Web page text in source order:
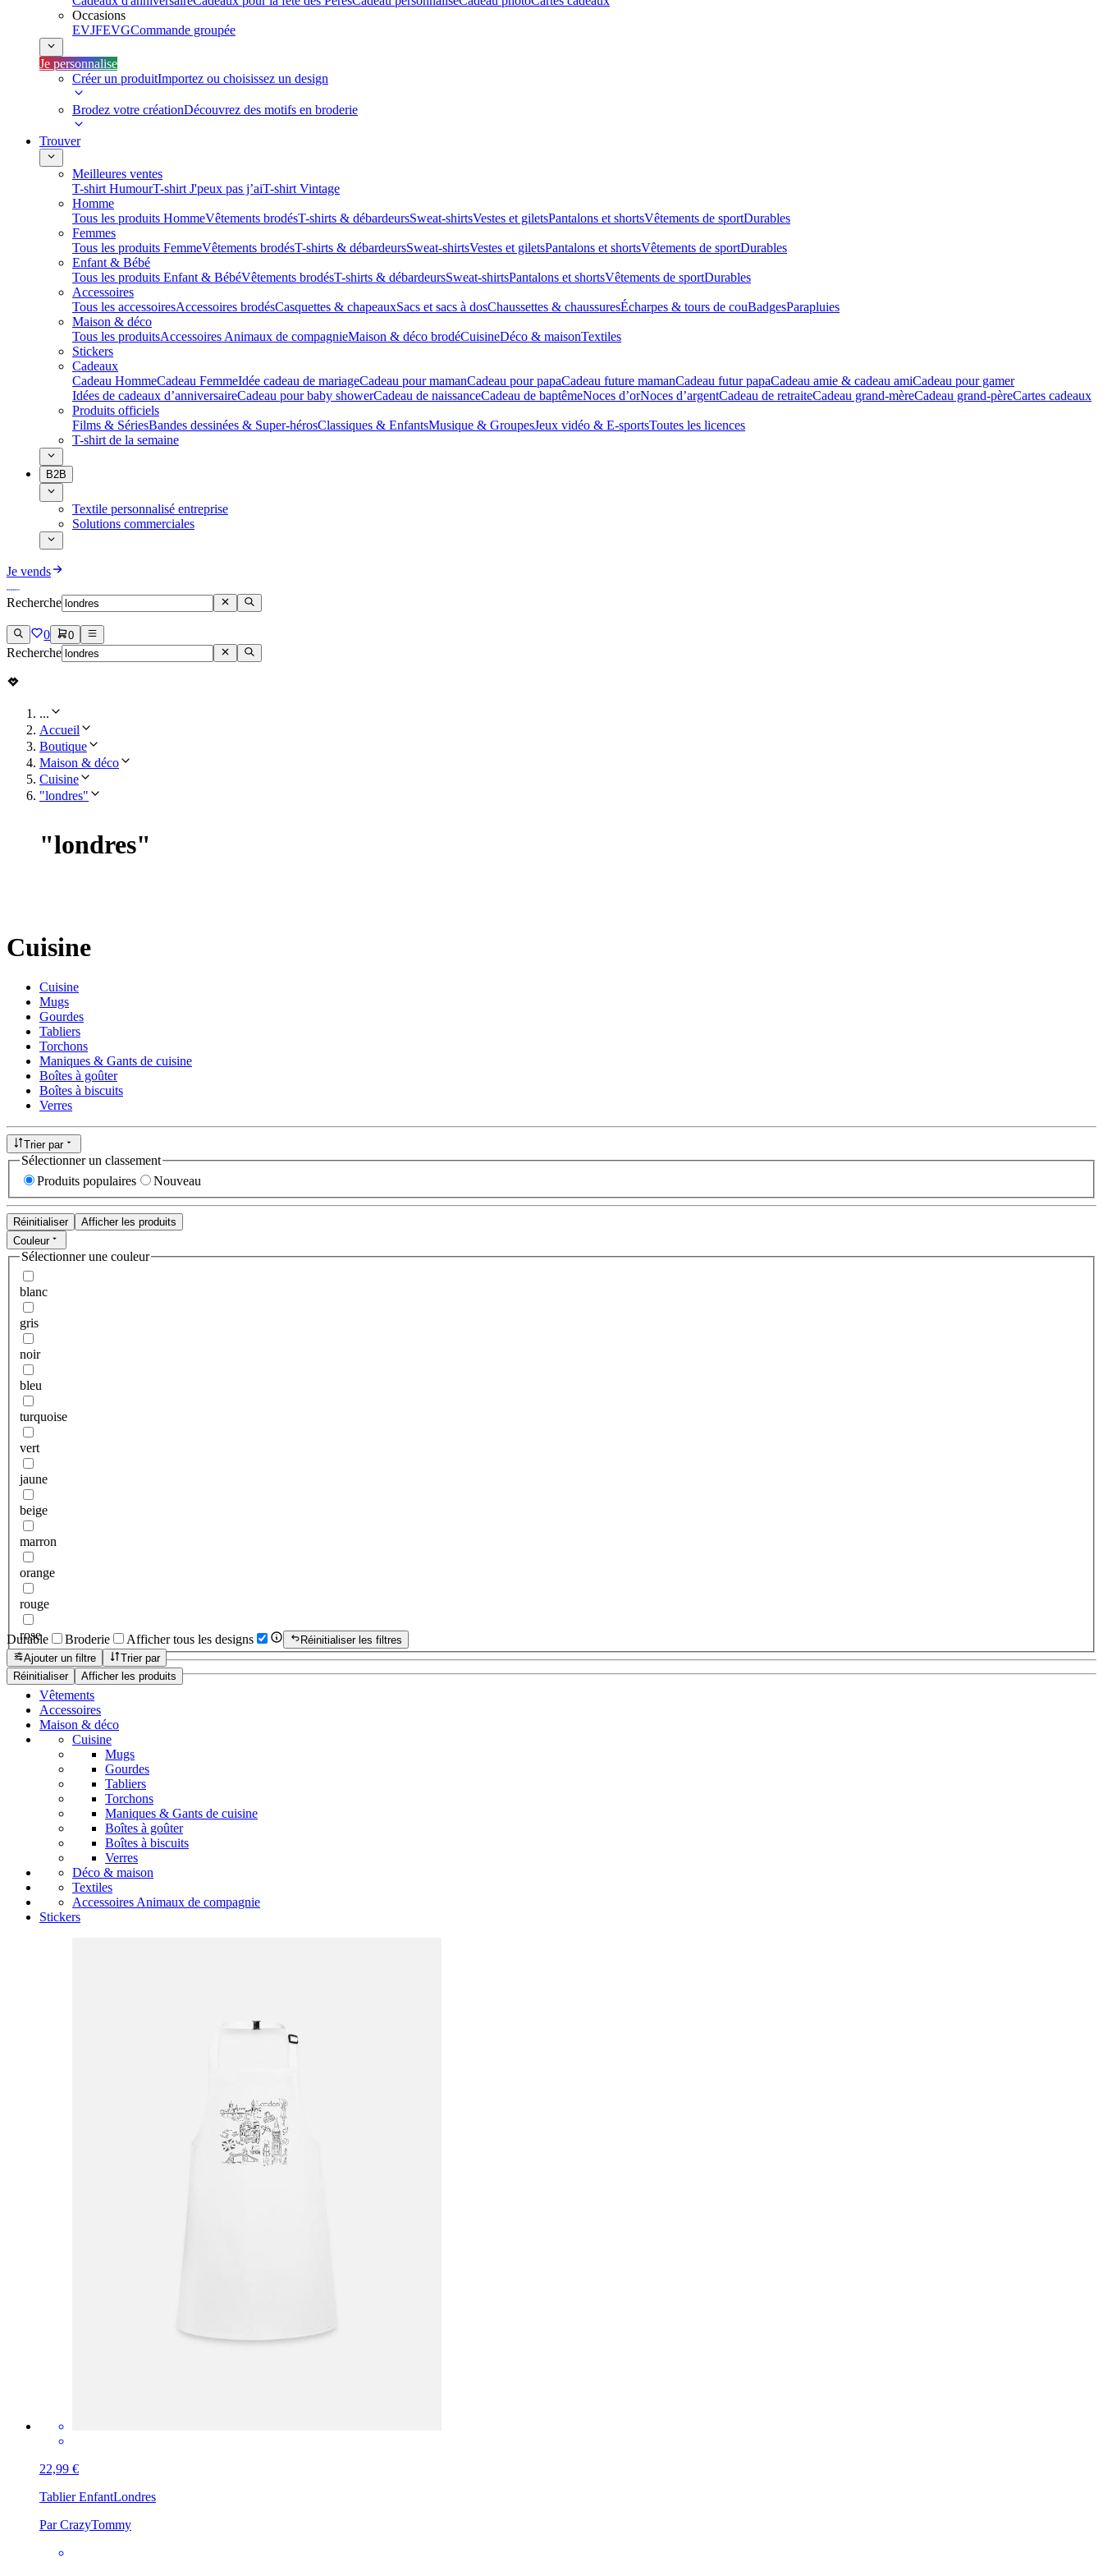
Occasions
EVJFEVGCommande groupée
Je personnalise
Créer un produitImportez ou choisissez un design
Brodez votre créationDécouvrez des motifs en broderie
Trouver
Meilleures ventes
T-shirt HumourT-shirt J'peux pas j’aiT-shirt Vintage
Homme
Tous les produits HommeVêtements brodésT-shirts & débardeursSweat-shirtsVestes et giletsPantalons et shortsVêtements de sportDurables
Femmes
Tous les produits FemmeVêtements brodésT-shirts & débardeursSweat-shirtsVestes et giletsPantalons et shortsVêtements de sportDurables
Enfant & Bébé
Tous les produits Enfant & BébéVêtements brodésT-shirts & débardeursSweat-shirtsPantalons et shortsVêtements de sportDurables
Accessoires
Tous les accessoiresAccessoires brodésCasquettes & chapeauxSacs et sacs à dosChaussettes & chaussuresÉcharpes & tours de couBadgesParapluies
Maison & déco
Tous les produitsAccessoires Animaux de compagnieMaison & déco brodéCuisineDéco & maisonTextiles
Stickers
Cadeaux
Cadeau HommeCadeau FemmeIdée cadeau de mariage​Cadeau pour mamanCadeau pour papaCadeau future mamanCadeau futur papaCadeau amie & cadeau amiCadeau pour gamer
Idées de cadeaux d’anniversaireCadeau pour baby showerCadeau de naissanceCadeau de baptêmeNoces d’orNoces d’argentCadeau de retraiteCadeau grand-mèreCadeau grand-pèreCartes cadeaux
Produits officiels
Films & SériesBandes dessinées & Super-hérosClassiques & EnfantsMusique & GroupesJeux vidéo & E-sportsToutes les licences
T-shirt de la semaine
B2B
Textile personnalisé entreprise
Solutions commerciales
Je vends
Recherche
0 0
Recherche
...
Accueil
Boutique
Maison & déco
Cuisine
"londres"
"londres"
Cuisine
Cuisine
Mugs
Gourdes
Tabliers
Torchons
Maniques & Gants de cuisine
Boîtes à goûter
Boîtes à biscuits
Verres
Trier par
Sélectionner un classement
Produits populaires
Nouveau
Réinitialiser
Afficher les produits
Couleur
Sélectionner une couleur
blanc
gris
noir
bleu
turquoise
vert
jaune
beige
marron
orange
rouge
rose
Réinitialiser Afficher les produits
Durable Broderie Afficher tous les designs
Réinitialiser les filtres
Ajouter un filtre
Trier par
Vêtements
Accessoires
Maison & déco
Cuisine
Mugs
Gourdes
Tabliers
Torchons
Maniques & Gants de cuisine
Boîtes à goûter
Boîtes à biscuits
Verres
Déco & maison
Textiles
Accessoires Animaux de compagnie
Stickers
22,99 €
Tablier EnfantLondres
Par CrazyTommy